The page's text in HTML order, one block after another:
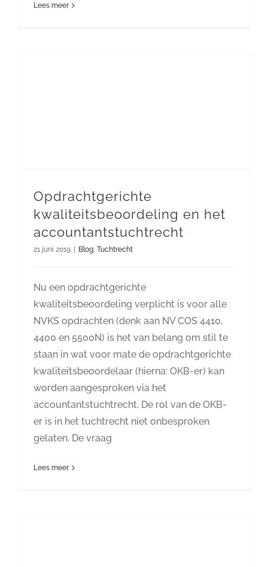
Lees meer
Opdrachtgerichte
kwaliteitsbeoordeling en het
accountantstuchtrecht
21 juni 2019 | Blog, Tuchtrecht
Nu een opdrachtgerichte
kwaliteitsbeoordeling verplicht is voor alle
NVKS opdrachten (denk aan NV COS 4410,
4400 en 5500N) is het van belang om stil te
staan in wat voor mate de opdrachtgerichte
kwaliteitsbeoordelaar (hierna: OKB-er) kan
worden aangesproken via het
accountantstuchtrecht. De rol van de OKB-
er is in het tuchtrecht niet onbesproken
gelaten. De vraag
Lees meer